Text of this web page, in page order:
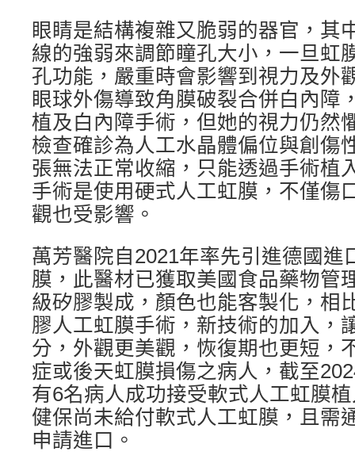
眼睛是結構複雜又脆弱的器官，其
線的強弱來調節瞳孔大小，一旦虹
孔功能，嚴重時會影響到視力及外
眼球外傷導致角膜破裂合併白內障
植及白內障手術，但她的視力仍然
檢查確診為人工水晶體偏位與創傷
張無法正常收縮，只能透過手術植
手術是使用硬式人工虹膜，不僅傷
觀也受影響。
萬芳醫院自2021年率先引進德國進
膜，此醫材已獲取美國食品藥物管
級矽膠製成，顏色也能客製化，相
膠人工虹膜手術，新技術的加入，
分，外觀更美觀，恢復期也更短，
症或後天虹膜損傷之病人，截至
有6名病人成功接受軟式人工虹膜
健保尚未給付軟式人工虹膜，且需
申請進口。